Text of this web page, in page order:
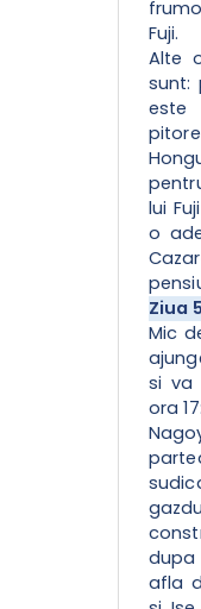
Fuji.
Alte
sunt:
lui
o
Ziua
Mic
si va
ora
dupa
afla